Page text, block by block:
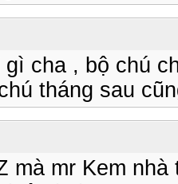
gì cha , bộ chú
tháng sau
mà mr Kem